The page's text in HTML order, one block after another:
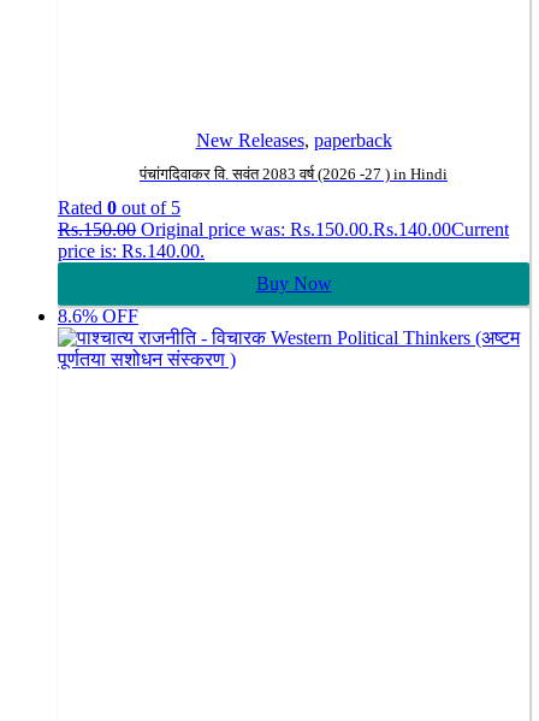
New Releases, paperback
पंचांगदिवाकर वि. सवंत 2083 वर्ष (2026 -27 ) in Hindi
Rated 0 out of 5
Rs.150.00 Original price was: Rs.150.00.Rs.140.00Current
price is: Rs.140.00.
Buy Now
8.6% OFF